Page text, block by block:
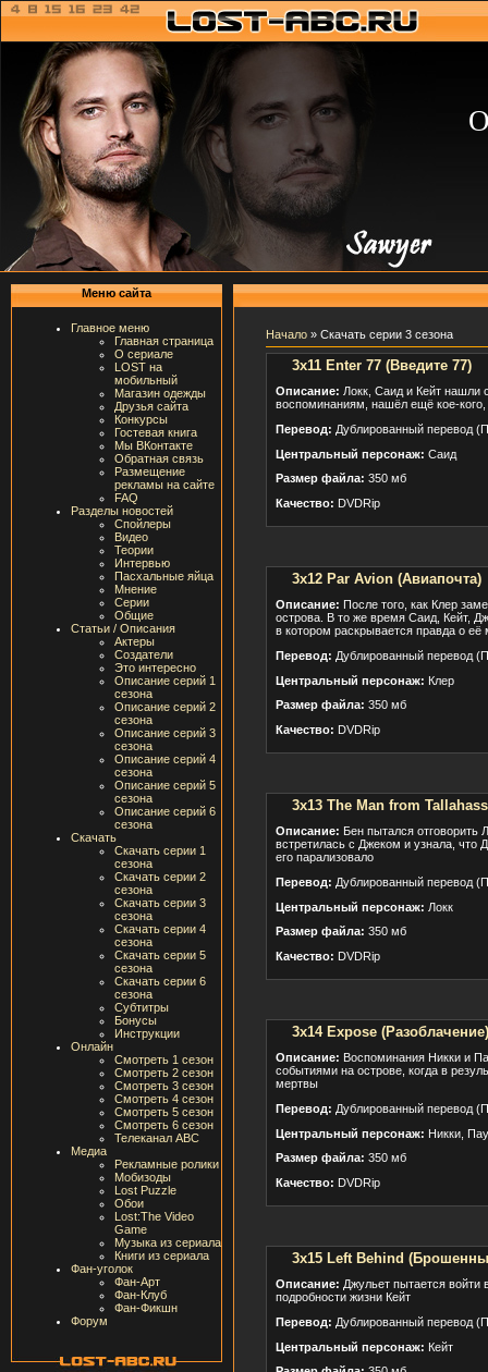
Меню сайта
Главное меню
Главная страница
О сериале
LOST на
мобильный
Магазин одежды
Друзья сайта
Конкурсы
Гостевая книга
Мы ВКонтакте
Обратная связь
Размещение
рекламы на сайте
FAQ
Разделы новостей
Спойлеры
Видео
Теории
Интервью
Пасхальные яйца
Мнение
Серии
Общие
Статьи / Описания
Актеры
Создатели
Это интересно
Описание серий 1
сезона
Описание серий 2
сезона
Описание серий 3
сезона
Описание серий 4
сезона
Описание серий 5
сезона
Описание серий 6
сезона
Скачать
Скачать серии 1
сезона
Скачать серии 2
сезона
Скачать серии 3
сезона
Скачать серии 4
сезона
Скачать серии 5
сезона
Скачать серии 6
сезона
Субтитры
Бонусы
Инструкции
Онлайн
Смотреть 1 сезон
Смотреть 2 сезон
Смотреть 3 сезон
Смотреть 4 сезон
Смотреть 5 сезон
Смотреть 6 сезон
Телеканал ABC
Медиа
Рекламные ролики
Мобизоды
Lost Puzzle
Обои
Lost:The Video
Game
Музыка из сериала
Книги из сериала
Фан-уголок
Фан-Арт
Фан-Клуб
Фан-Фикшн
Форум
Начало » Скачать серии 3 сезона
3x11 Enter 77 (Введите 77)
Описание: Локк, Саид и Кейт нашли
воспоминаниям, нашёл ещё кое-кого,
Перевод: Дублированный перевод
Центральный персонаж: Саид
Размер файла: 350 мб
Качество: DVDRip
3x12 Par Avion (Авиапочта)
Описание: После того, как Клер
острова. В то же время Саид, Кейт,
в котором раскрывается правда о её
Перевод: Дублированный перевод
Центральный персонаж: Клер
Размер файла: 350 мб
Качество: DVDRip
3x13 The Man from
Описание: Бен пытался отговорить
встретилась с Джеком и узнала, что
его парализовало
Перевод: Дублированный перевод
Центральный персонаж: Локк
Размер файла: 350 мб
Качество: DVDRip
3x14 Expose (Разоблачение)
Описание: Воспоминания Никки и
событиями на острове, когда в
мертвы
Перевод: Дублированный перевод
Центральный персонаж: Никки,
Размер файла: 350 мб
Качество: DVDRip
3x15 Left Behind
Описание: Джульет пытается войти
подробности жизни Кейт
Перевод: Дублированный перевод
Центральный персонаж: Кейт